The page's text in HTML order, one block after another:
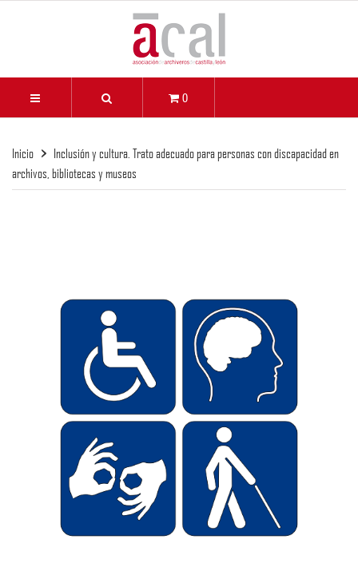
0
Inicio
Inclusión y cultura. Trato adecuado para personas con discapacidad en
archivos, bibliotecas y museos